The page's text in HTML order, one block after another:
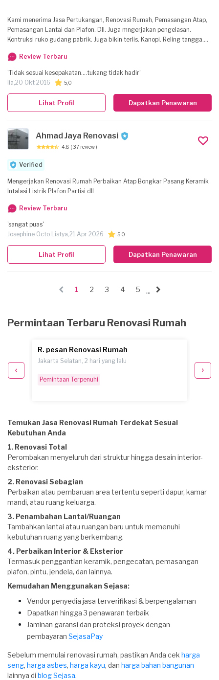
Kami menerima Jasa Pertukangan, Renovasi Rumah, Pemasangan Atap,
Pemasangan Lantai dan Plafon. Dll. Juga mngerjakan pengelasan.
Kontruksi ruko gudang pabrik. Juga bikin terlis. Kanopi. Reling tangga.
Review Terbaru
'Tidak sesuai kesepakatan....tukang tidak hadir'
lia,20 Okt 2016 5,0
Dapatkan Penawaran
Lihat Profil
Ahmad Jaya Renovasi
4.8 ( 37 review )
Verified
Mengerjakan Renovasi Rumah Perbaikan Atap Bongkar Pasang Keramik
Intalasi Listrik Plafon Partisi dll
Review Terbaru
'sangat puas'
Josephine Octo Listya,21 Apr 2026 5,0
Dapatkan Penawaran
Lihat Profil
1 2 3 4 5 ...
Permintaan Terbaru Renovasi Rumah
R. pesan Renovasi Rumah
Jakarta Selatan, 2 hari yang lalu
Pemintaan Terpenuhi
Temukan Jasa Renovasi Rumah Terdekat Sesuai
Kebutuhan Anda
1. Renovasi Total
Perombakan menyeluruh dari struktur hingga desain interior-
eksterior.
2. Renovasi Sebagian
Perbaikan atau pembaruan area tertentu seperti dapur, kamar
mandi, atau ruang keluarga.
3. Penambahan Lantai/Ruangan
Tambahkan lantai atau ruangan baru untuk memenuhi
kebutuhan ruang yang berkembang.
4. Perbaikan Interior & Eksterior
Termasuk penggantian keramik, pengecatan, pemasangan
plafon, pintu, jendela, dan lainnya.
Kemudahan Menggunakan Sejasa:
Vendor penyedia jasa terverifikasi & berpengalaman
Dapatkan hingga 3 penawaran terbaik
Jaminan garansi dan proteksi proyek dengan
pembayaran SejasaPay
Sebelum memulai renovasi rumah, pastikan Anda cek harga
seng, harga asbes, harga kayu, dan harga bahan bangunan
lainnya di blog Sejasa.